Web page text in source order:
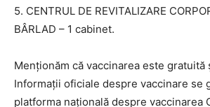
5. CENTRUL DE REVITALIZARE
BÂRLAD – 1 cabinet.
Menţionăm că vaccinarea este gratuită
Informaţii oficiale despre vaccinare se
platforma naţională despre vaccinarea